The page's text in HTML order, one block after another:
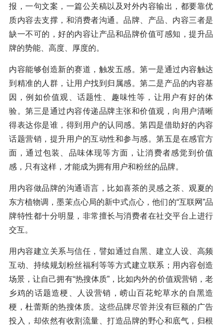
报，一句文案，一篇公关稿以及对外内容输出，都要靠优
质内容去支撑，和消费者沟通。品牌、产品、内容三者是
缺一不可的，好的内容让产品和品牌价值可感知，提升品
牌的势能、高度、厚度的。
内容能够创造新的赛道，触发五感。第一是通过内容触达
到精准的人群，让用户找到归属感。第二是产品的内容基
因，例如价值观、话题性、趣味性等，让用户有好的体
验。第三是通过内容传递品牌主张和价值观，向用户清晰
得表达你是谁，得到用户的认同感。第四是借助好的内容
话题营销，提升用户的互动性和参与感。第五是在感官方
面，通过包装、品味体现等方面，让消费者感觉到价值
感，只有这样，才能成为拥有用户和粉丝的品牌。
用内容做品牌的沟通语言，比如喜茶的灵感之茶、观夏的
东方植物调，墨茉点心局的新中式点心，他们的“互联网”品
牌特性都十分明显，非常擅长与消费者在社交平台上进行
交互。
用内容建立关系与信任，譬如通过自黑、建立人设、高频
互动、持续规划粉丝福利等等方式建立联系；用内容创造
场景，让自己拥有“热搜体质”，比如内外的价值观营销，老
乡鸡的话题造梗、人设营销，崂山百花蛇草水的自黑造
梗，杜蕾斯的热搜体质。这些品牌尽管并没有巨额的广告
投入，却依然有收割流量、打造品牌的野心和底气，归根